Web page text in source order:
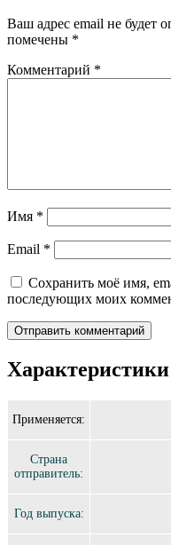
Ваш адрес email не будет
помечены *
Комментарий *
Имя *
Email *
Сохранить моё имя,
последующих моих
Применяется:
Страна
отправитель:
Год выпуска: